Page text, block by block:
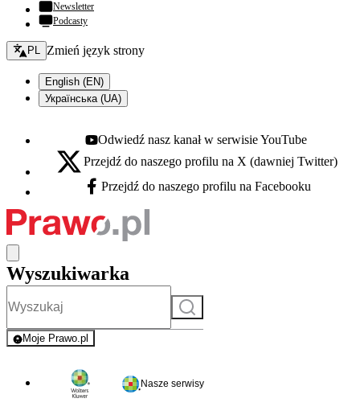
Newsletter
Podcasty
Zmień język - bieżący:
PL Zmień język strony
English (EN)
Українська (UA)
Youtube - otwiera się w nowej karcie
Odwiedź nasz kanał w serwisie YouTube
X - otwiera się w nowej karcie
Przejdź do naszego profilu na X (dawniej Twitter)
Facebook - otwiera się w nowej karcie
Przejdź do naszego profilu na Facebooku
Wyszukiwarka
Szukaj
Moje Prawo.pl
- rejestracja i logowanie do serwisu
Nasze serwisy